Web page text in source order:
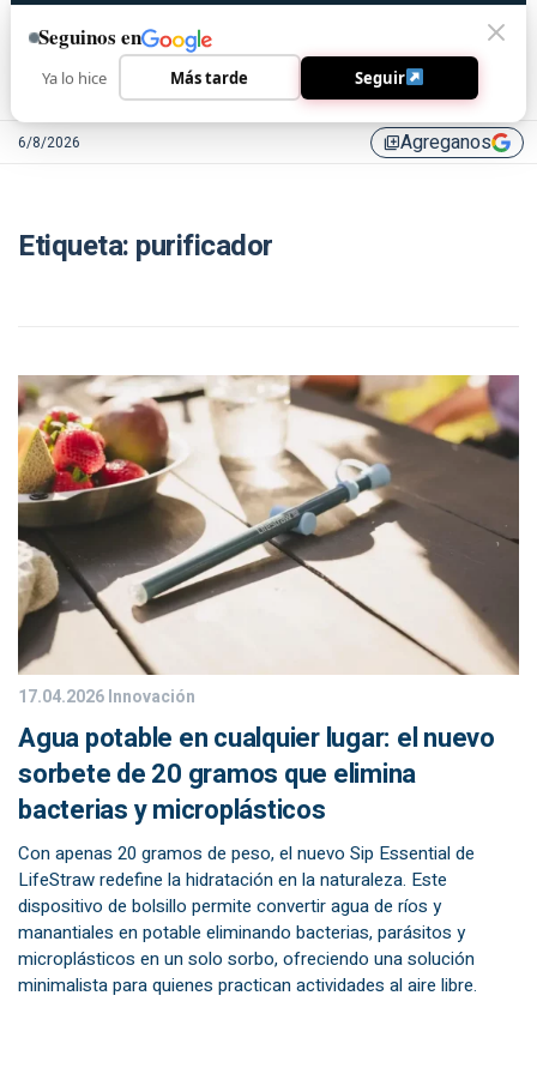
6/8/2026 library_addAgreganos
Etiqueta: purificador
17.04.2026Innovación
Agua potable en cualquier lugar: el nuevo
sorbete de 20 gramos que elimina
bacterias y microplásticos
Con apenas 20 gramos de peso, el nuevo Sip Essential de
LifeStraw redefine la hidratación en la naturaleza. Este
dispositivo de bolsillo permite convertir agua de ríos y
manantiales en potable eliminando bacterias, parásitos y
microplásticos en un solo sorbo, ofreciendo una solución
minimalista para quienes practican actividades al aire libre.
Seguinos en
Ya lo hice Más tarde Seguir